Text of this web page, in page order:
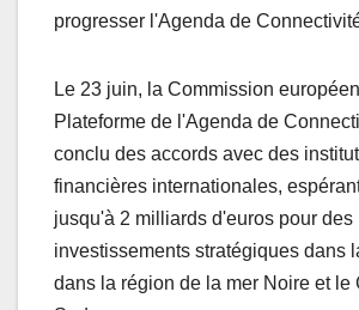
progresser l'Agenda de
Le 23 juin, la Commission
Plateforme de l'Agenda de
conclu des accords avec des
financières internationales,
jusqu'à 2 milliards d'euros pour des
investissements stratégiques dans
dans la région de la mer Noire et le